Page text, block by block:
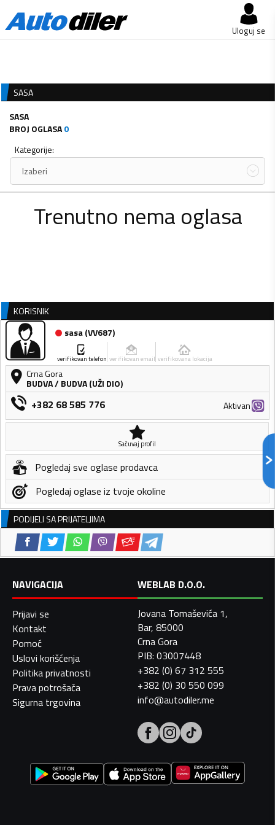
Uloguj se
SASA
SASA
BROJ OGLASA0
Kategorije:
Izaberi
Trenutno nema oglasa
KORISNIK
sasa(VV687)
verifikovan telefon verifikovan email verifikovana lokacija
Crna Gora
BUDVA/ BUDVA (UŽI DIO)
+382 68 585 776 Aktivan
Sačuvaj profil
Pogledaj sve oglase prodavca
Pogledaj oglase iz tvoje okoline
PODIJELI SA PRIJATELJIMA
NAVIGACIJA
Prijavi se
Kontakt
Pomoć
Uslovi korišćenja
Politika privatnosti
Prava potrošača
Sigurna trgovina
WEBLAB D.O.O.
Jovana Tomaševića 1,
Bar, 85000
Crna Gora
PIB: 03007448
+382 (0) 67 312 555
+382 (0) 30 550 099
info@autodiler.me